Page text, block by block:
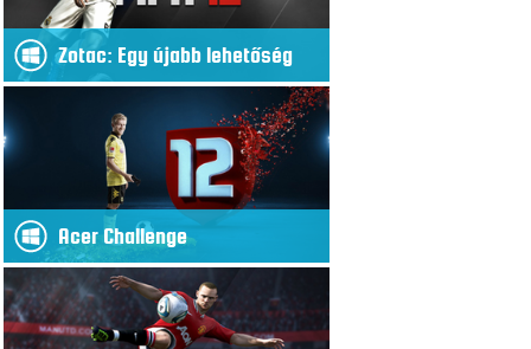
Zotac: Egy újabb lehetőség
Acer Challenge